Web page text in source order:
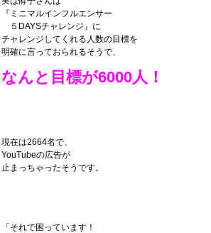
『ミニマルインフルエンサー
５DAYSチャレンジ』に
チャレンジしてくれる人数の目標を
明確に言っておられるそうで、
なんと目標が6000人！
現在は2664名で、
YouTubeの広告が
止まっちゃったそうです。
「それで困っています！